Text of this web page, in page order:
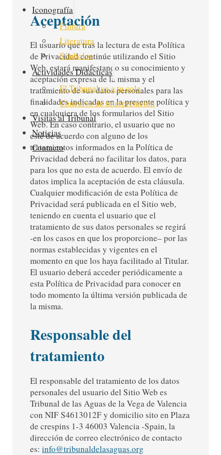
Iconografía
Pintura
Literatura
Símbolos
Actividades Didácticas
El Tribunal va a tu cole
Concurso de interpretación
Visitas al Tribunal
Noticias
Contacto
Aceptación
El usuario que tras la lectura de esta Política
de Privacidad continúe utilizando el Sitio
Web, estará manifestando su conocimiento y
aceptación expresa de la misma y el
tratamiento de sus datos personales para las
finalidades indicadas en la presente política y
en cualquiera de los formularios del Sitio
Web. En caso contrario, el usuario que no
esté de acuerdo con alguno de los
tratamientos informados en la Política de
Privacidad deberá no facilitar los datos, para
para los que no esta de acuerdo. El envío de
datos implica la aceptación de esta cláusula.
Cualquier modificación de esta Política de
Privacidad será publicada en el Sitio web,
teniendo en cuenta el usuario que el
tratamiento de sus datos personales se regirá
-en los casos en que los proporcione– por las
normas establecidas y vigentes en el
momento en que los haya facilitado al Titular.
El usuario deberá acceder periódicamente a
esta Política de Privacidad para conocer en
todo momento la última versión publicada de
la misma.
Responsable del
tratamiento
El responsable del tratamiento de los datos
personales del usuario del Sitio Web es
Tribunal de las Aguas de la Vega de Valencia
con NIF S4613012F y domicilio sito en Plaza
de crespins 1-3 46003 Valencia -Spain, la
dirección de correo electrónico de contacto
es:info@tribunaldelasaguas.org